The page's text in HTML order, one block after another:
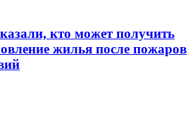
кто может получить
жилья после пожаров